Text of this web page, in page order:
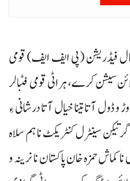
فیڈریشن (پی ایف ایف) قومی
سیشن کرے، ہراٹی قومی فٹبالر
و ڈول آتا تینا خیال آتا درشانی ءِ
سینٹرل کنٹریکٹ نا ہم سلاہ
کماش حمزہ خان پاکستان نا نرینہ و